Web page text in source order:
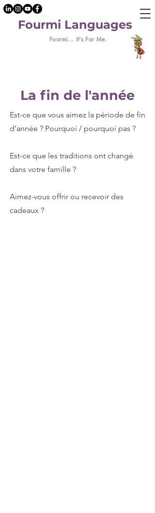
Fourmi... It's For Me.
Fourmi Languages
La fin de l'année
Est-ce que vous aimez la période de fin
d’année ? Pourquoi / pourquoi pas ?
Est-ce que les traditions ont changé
dans votre famille ?
Aimez-vous offrir ou recevoir des
cadeaux ?